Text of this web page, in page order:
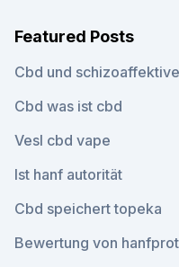
Featured Posts
Cbd und
Cbd was ist cbd
Vesl cbd vape
Ist hanf autorität
Cbd speichert topeka
Bewertung von